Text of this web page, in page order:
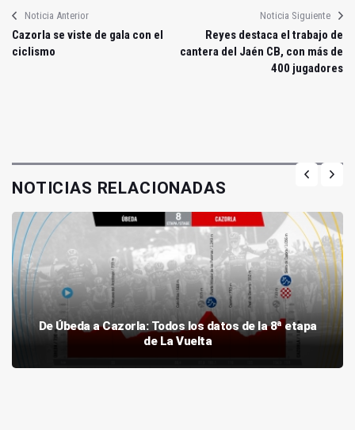
Noticia Anterior
Cazorla se viste de gala con el
ciclismo
Noticia Siguiente
Reyes destaca el trabajo de
cantera del Jaén CB, con más de
400 jugadores
NOTICIAS RELACIONADAS
De Úbeda a Cazorla: Todos los datos de la 8ª etapa
de La Vuelta